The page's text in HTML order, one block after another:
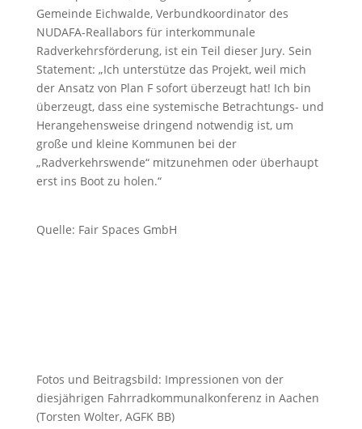
Gemeinde Eichwalde, Verbundkoordinator des
NUDAFA-Reallabors für interkommunale
Radverkehrsförderung, ist ein Teil dieser Jury. Sein
Statement: „Ich unterstütze das Projekt, weil mich
der Ansatz von Plan F sofort überzeugt hat! Ich bin
überzeugt, dass eine systemische Betrachtungs- und
Herangehensweise dringend notwendig ist, um
große und kleine Kommunen bei der
„Radverkehrswende“ mitzunehmen oder überhaupt
erst ins Boot zu holen.“
Quelle: Fair Spaces GmbH
Fotos und Beitragsbild: Impressionen von der
diesjährigen Fahrradkommunalkonferenz in Aachen
(Torsten Wolter, AGFK BB)